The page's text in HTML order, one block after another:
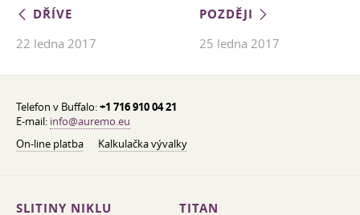
DŘÍVE
22 ledna 2017
POZDĚJI
25 ledna 2017
Telefon v Buffalo:+1 716 910 04 21
E-mail: info@auremo.eu
On-line platba
Kalkulačka vývalky
SLITINY NIKLU TITAN